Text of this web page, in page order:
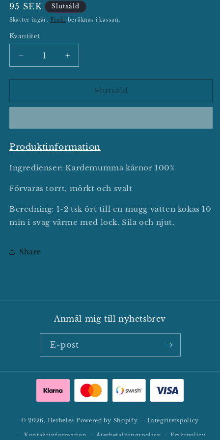
Ordinarie
pris
95 SEK Slutsåld
Skatter ingår. Frakt beräknas i kassan.
Kvantitet
Minska
kvantitet
för
kärnor
Öka
kvantitet
för
Kardemumma
kärnor
Slutsåld
Produktinformation
Ingredienser: Kardemumma kärnor 100%
Förvaras torrt, mörkt och svalt
Beredning: 1-2 tsk ört till en mugg vatten kokas 10
min i svag värme med lock. Sila och njut.
Share
Anmäl mig till nyhetsbrev
E-post
© 2026, Herbeles Powered by Shopify Integritetspolicy
Kontaktinformation Återbetalningspolicy Fraktpolicy